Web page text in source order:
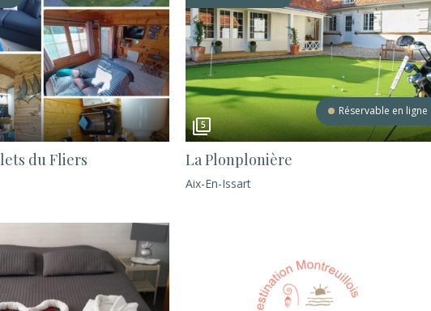
du Fliers
Réservable en ligne
5
La Plonplonière
Aix-En-Issart